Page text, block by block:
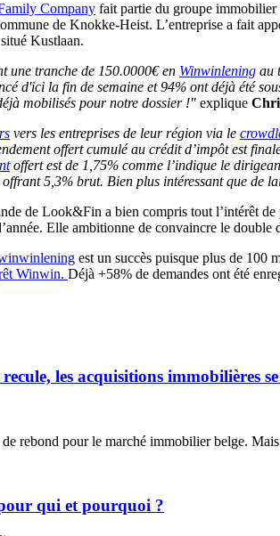
Company fait partie du groupe immobilier
de Knokke-Heist. L’entreprise a fait
Kustlaan.
une tranche de 150.0000€ en Winwinlening au
d'ici la fin de semaine et 94% ont déjà été
mobilisés pour notre dossier !" explique
vers les entreprises de leur région via le
offert cumulé au crédit d’impôt est
offert est de 1,75% comme l’indique le
5,3% brut. Bien plus intéressant que de
de Look&Fin a bien compris tout l’intérêt
Elle ambitionne de convaincre le double
est un succès puisque plus de 100
Winwin. Déjà +58% de demandes ont été
les acquisitions immobilières
rebond pour le marché immobilier belge.
qui et pourquoi ?